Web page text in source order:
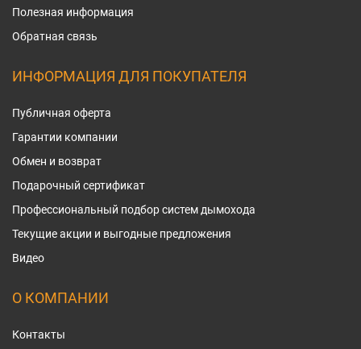
Полезная информация
Обратная связь
ИНФОРМАЦИЯ ДЛЯ ПОКУПАТЕЛЯ
Публичная оферта
Гарантии компании
Обмен и возврат
Подарочный сертификат
Профессиональный подбор систем дымохода
Текущие акции и выгодные предложения
Видео
О КОМПАНИИ
Контакты